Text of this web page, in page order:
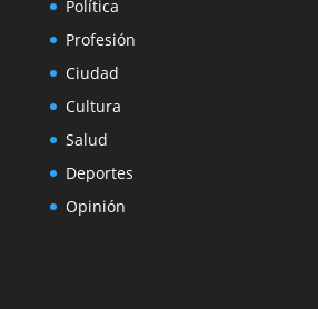
Política
Profesión
Ciudad
Cultura
Salud
Deportes
Opinión